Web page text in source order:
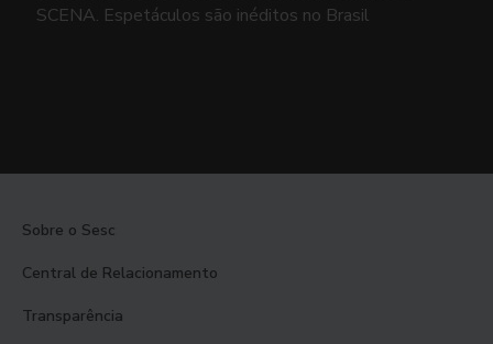
SCENA. Espetáculos são inéditos no Brasil
Sobre o Sesc
Central de Relacionamento
Transparência